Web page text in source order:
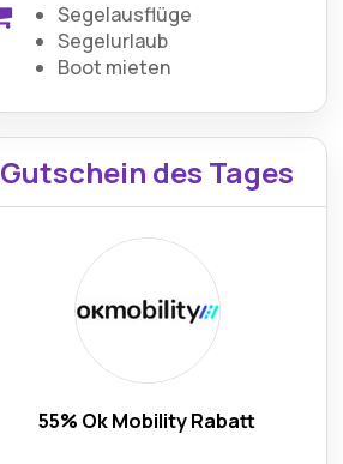
Segelausflüge
Segelurlaub
Boot mieten
Gutschein des Tages
55% Ok Mobility Rabatt